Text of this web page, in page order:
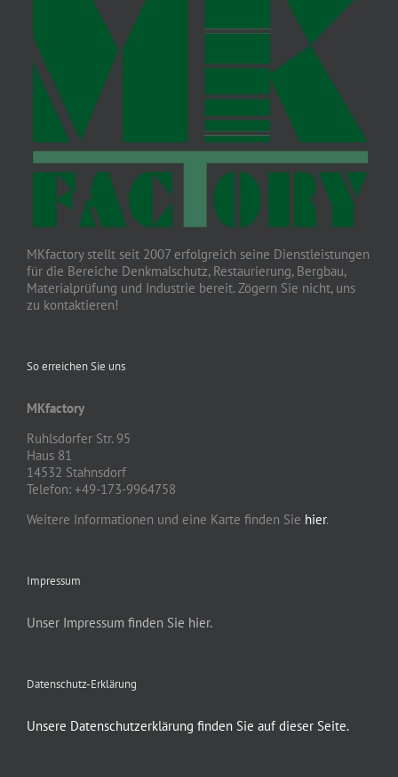
MKfactory stellt seit 2007 erfolgreich seine Dienstleistungen
für die Bereiche Denkmalschutz, Restaurierung, Bergbau,
Materialprüfung und Industrie bereit. Zögern Sie nicht, uns
zu kontaktieren!
So erreichen Sie uns
MKfactory
Ruhlsdorfer Str. 95
Haus 81
14532 Stahnsdorf
Telefon: +49-173-9964758
Weitere Informationen und eine Karte finden Sie hier.
Impressum
Unser Impressum finden Sie hier.
Datenschutz-Erklärung
Unsere Datenschutzerklärung finden Sie auf dieser Seite.